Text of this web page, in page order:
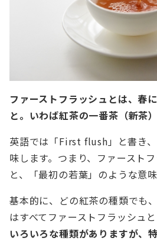
ファーストフラッシュとは、春
と。いわば紅茶の一番茶（新茶）
英語では「First flush」と書き
味します。つまり、ファースト
と、「最初の若葉」のような意味
基本的に、どの紅茶の種類でも
はすべてファーストフラッシュと
いろいろな種類がありますが、